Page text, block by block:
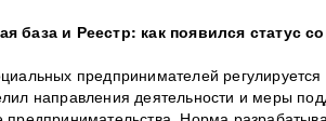
база и Реестр: как появился статус
предпринимателей
направления деятельности и меры